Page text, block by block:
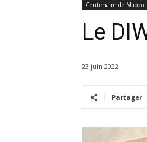
Centenaire de Maodo
Le
23 juin 2022
Partager